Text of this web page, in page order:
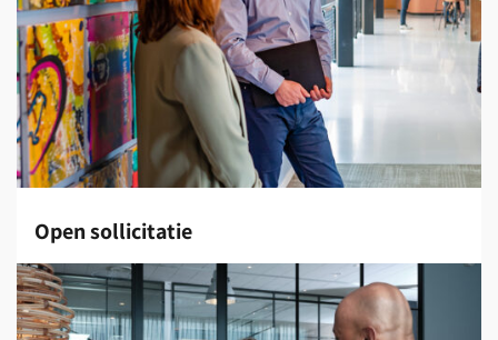
Open sollicitatie